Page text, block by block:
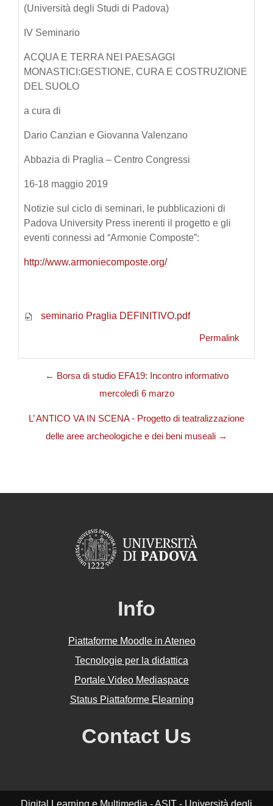
(Università degli Studi di Padova)
IV Seminario
ACQUA E TERRA NEI PAESAGGI
MONASTICI:GESTIONE, CURA E COSTRUZIONE
DEL SUOLO
a cura di
Dario Canzian e Giovanna Valenzano
Abbazia di Praglia – Centro Congressi
16-18 maggio 2019
Notizie sul ciclo di seminari, le pubblicazioni di
Padova University Press inerenti il progetto e gli
eventi connessi ad “Armonie Composte”:
http://www.armoniecomposte.org/
seminario Praglia DEFINITIVO.pdf
Permalink
← Borsa di studio EFA19: Incontro informativo
mercoledì 6 marzo
L’ ANTICO VA IN SCENA - Progetto di teatralizzazione
delle aree archeologiche e dei beni museali →
Info
Piattaforme Moodle in Ateneo
Tecnologie per la didattica
Portale Video Mediaspace
Status Piattaforme Elearning
Contact Us
Digital Learning e Multimedia - ASIT - Università degli